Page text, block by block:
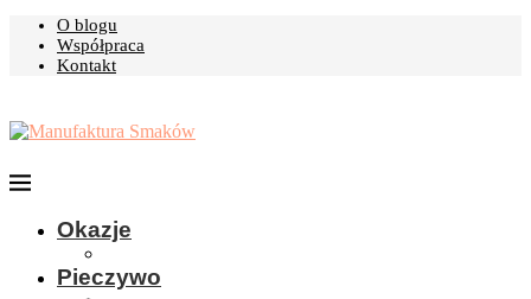
O blogu
Współpraca
Kontakt
Okazje
Pieczywo